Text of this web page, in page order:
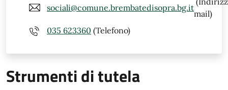
sociali@comune.brembatedisopra.bg.it
mail)
035 623360 (Telefono)
Strumenti di tutela